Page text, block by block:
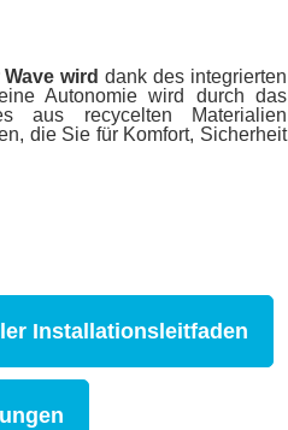
wird dank des integrierten
Autonomie wird durch das
aus recycelten Materialien
die Sie für Komfort, Sicherheit
Installationsleitfaden